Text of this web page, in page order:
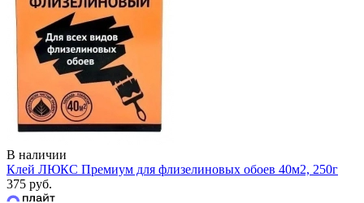
В наличии
Клей ЛЮКС Премиум для флизелиновых обоев 40м2, 250г
375 руб.